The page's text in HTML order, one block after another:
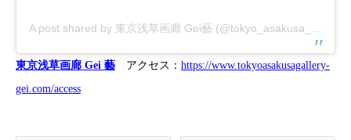
東京浅草画廊 Gei 藝 アクセス： https://www.tokyoasakusagallery-
gei.com/access